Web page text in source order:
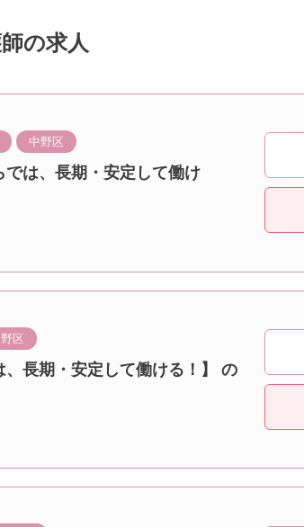
の求人
中野区
は、長期・安定して働け
区
長期・安定して働ける！】 の